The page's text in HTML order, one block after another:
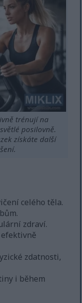
trénují na
posilovně.
získáte další
celého těla.
zdraví.
zdatnosti,
i během